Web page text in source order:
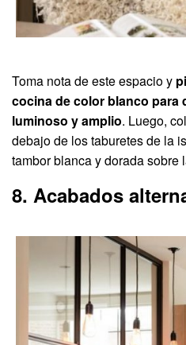
Toma nota de este espacio y
cocina de color blanco para
luminoso y amplio. Luego,
debajo de los taburetes de la
tambor blanca y dorada sobre
8. Acabados